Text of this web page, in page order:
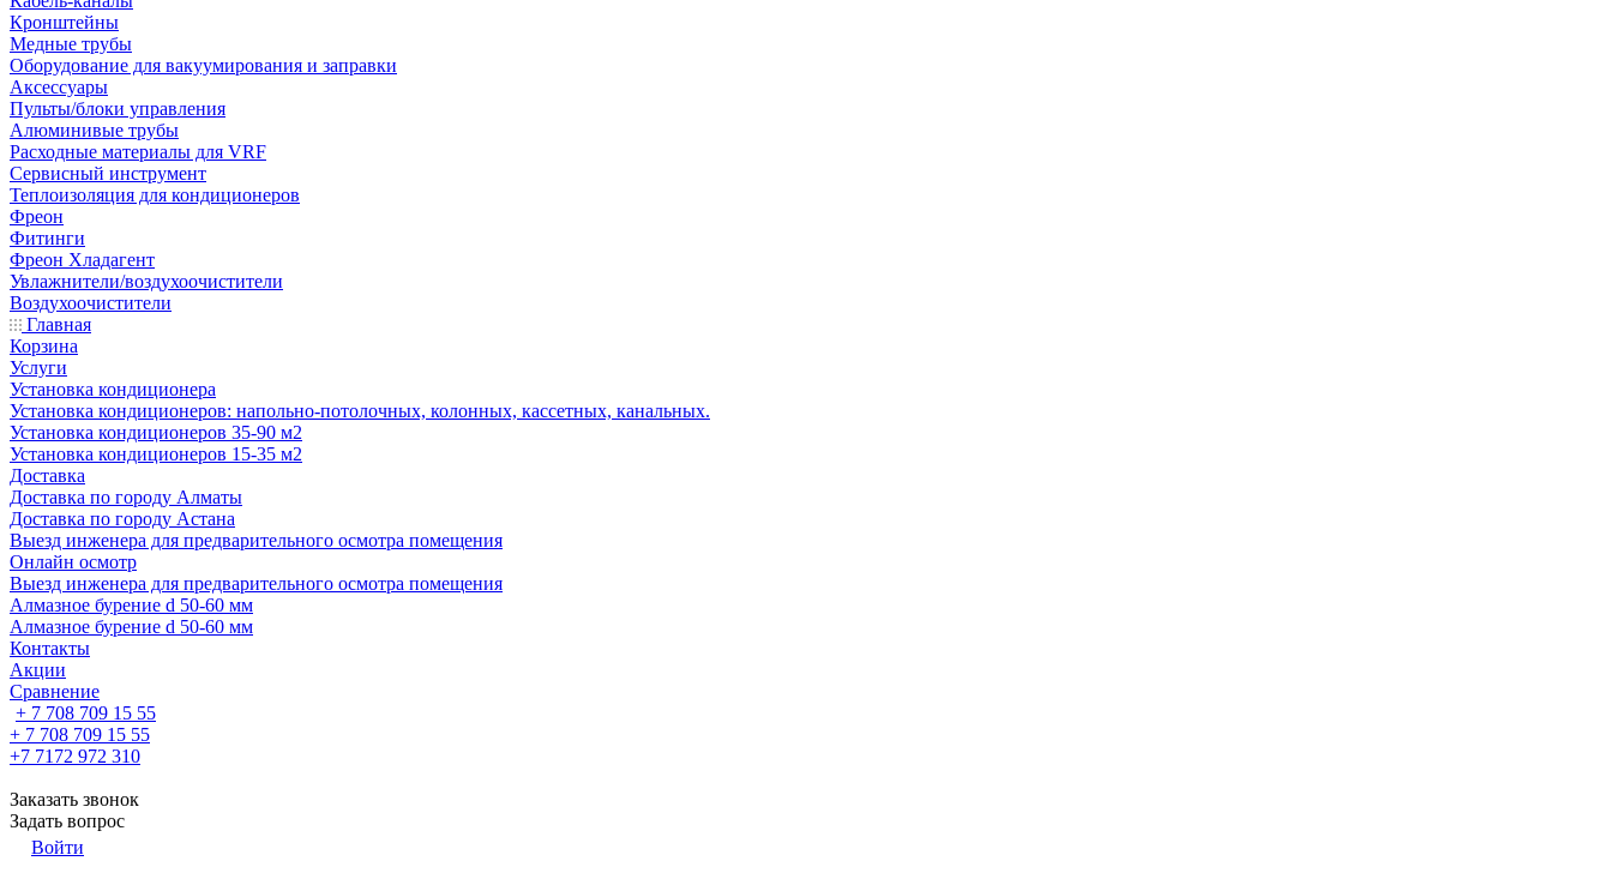
Кронштейны
Медные трубы
Оборудование для вакуумирования и заправки
Аксессуары
Пульты/блоки управления
Алюминивые трубы
Расходные материалы для VRF
Сервисный инструмент
Теплоизоляция для кондиционеров
Фреон
Фитинги
Фреон Хладагент
Увлажнители/воздухоочистители
Воздухоочистители
Главная
Корзина
Услуги
Установка кондиционера
Установка кондиционеров: напольно-потолочных, колонных, кассетных, канальных.
Установка кондиционеров 35-90 м2
Установка кондиционеров 15-35 м2
Доставка
Доставка по городу Алматы
Доставка по городу Астана
Выезд инженера для предварительного осмотра помещения
Онлайн осмотр
Выезд инженера для предварительного осмотра помещения
Алмазное бурение d 50-60 мм
Алмазное бурение d 50-60 мм
Контакты
Акции
Сравнение
+ 7 708 709 15 55
+ 7 708 709 15 55
+7 7172 972 310
Заказать звонок
Задать вопрос
Войти